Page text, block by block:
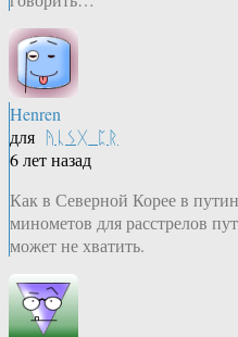
Henren
для ᚤᚳᛊᚷ_ᛈᚱ
6 лет назад
Как в Северной Корее в
минометов для расстрелов
может не хватить.